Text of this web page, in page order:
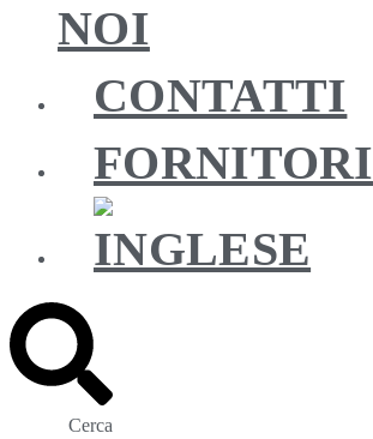
NOI
CONTATTI
FORNITORI
Cerca